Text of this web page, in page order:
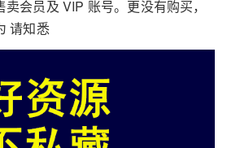
会员及 VIP 账号。更没有购买，
请知悉